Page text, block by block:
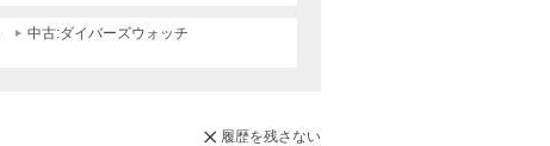
中古:ダイバーズウォッチ
履歴を残さない